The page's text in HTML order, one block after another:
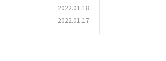
2022.01.18
2022.01.17